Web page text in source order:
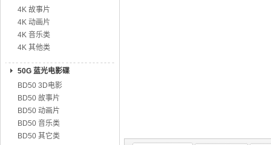
4K 故事片
4K 动画片
4K 音乐类
4K 其他类
50G 蓝光电影碟
BD50 3D电影
BD50 故事片
BD50 动画片
BD50 音乐类
BD50 其它类